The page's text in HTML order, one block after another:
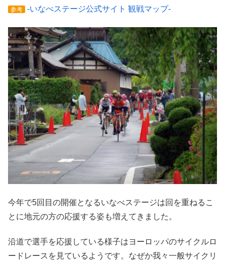
参考 -いなべステージ公式サイト 観戦マップ-
今年で5回目の開催となるいなべステージは回を重ねるこ
とに地元の方の応援する姿も増えてきました。
沿道で選手を応援している様子はヨーロッパのサイクルロ
ードレースを見ているようです。なぜか我々一般サイクリ